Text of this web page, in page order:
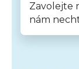
Zavolejte
nám